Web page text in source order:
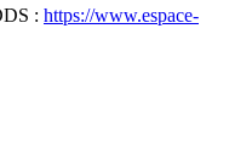
: https://www.espace-